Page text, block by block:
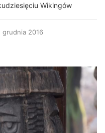
Wikingów
grudnia 2016